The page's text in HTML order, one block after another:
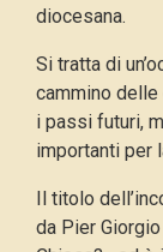
diocesana.
Si tratta di
cammino
i passi futuri,
importanti per
Il titolo
da Pier